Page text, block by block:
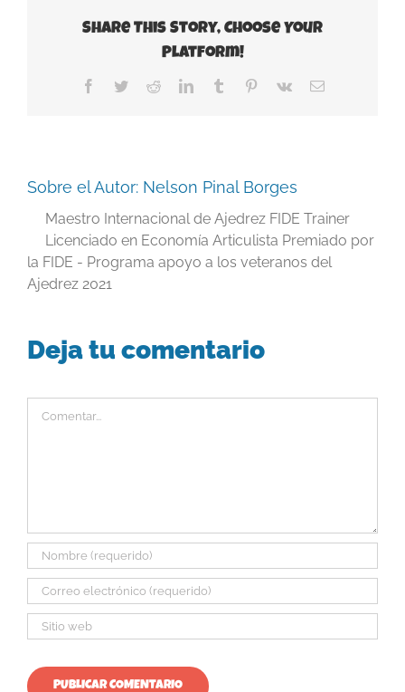
Share This Story, Choose Your
Platform!
Facebook
TwitterRedditLinkedInTumblr Pinterest
Vk
Correo
Sobre el Autor: Nelson Pinal Borges
Maestro Internacional de Ajedrez FIDE Trainer
Licenciado en Economía Articulista Premiado por
la FIDE - Programa apoyo a los veteranos del
Ajedrez 2021
Deja tu comentario